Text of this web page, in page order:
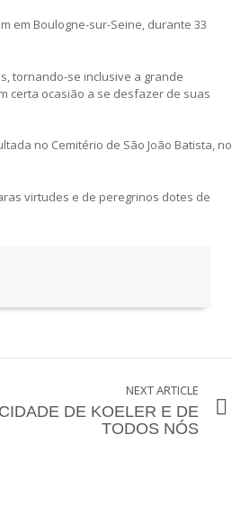
em Boulogne-sur-Seine, durante 33
tornando-se inclusive a grande
certa ocasião a se desfazer de suas
no Cemitério de São João Batista, no
virtudes e de peregrinos dotes de
NEXT ARTICLE
DE KOELER E DE
TODOS NÓS